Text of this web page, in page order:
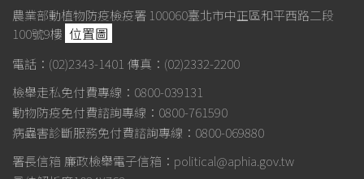
農業部動植物防疫檢疫署 100060臺北市中正區和平西路二段
100號9樓 位置圖
電話：(02)2343-1401 傳真：(02)2332-2200
檢舉走私免付費專線：0800-039131
動物防疫免付費諮詢專線：0800-761590
病蟲害診斷服務免付費諮詢專線：0800-069880
署長信箱 廉政檢舉電子信箱：political@aphia.gov.tw